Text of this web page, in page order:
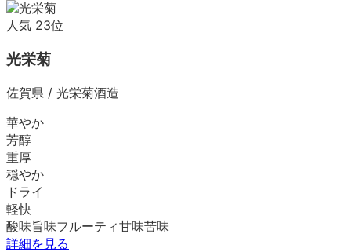
人気 23位
光栄菊
佐賀県 / 光栄菊酒造
華やか
芳醇
重厚
穏やか
ドライ
軽快
酸味旨味フルーティ甘味苦味
詳細を見る